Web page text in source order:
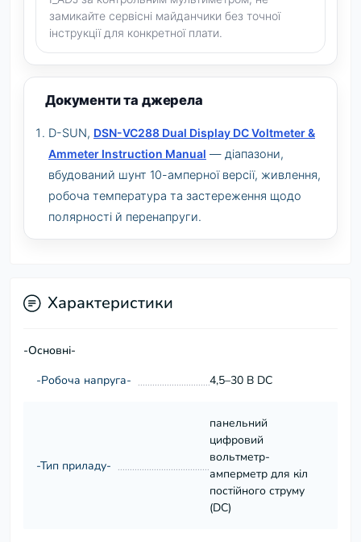
замикайте сервісні майданчики без точної
інструкції для конкретної плати.
Документи та джерела
D-SUN, DSN-VC288 Dual Display DC Voltmeter &
Ammeter Instruction Manual — діапазони,
вбудований шунт 10-амперної версії, живлення,
робоча температура та застереження щодо
полярності й перенапруги.
Характеристики
-Основні-
-Робоча напруга-
4,5–30 В DC
-Тип приладу-
панельний
цифровий
вольтметр-
амперметр для кіл
постійного струму
(DC)